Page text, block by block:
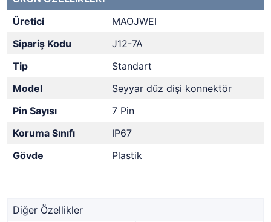
Üretici
MAOJWEI
Sipariş Kodu
J12-7A
Tip
Standart
Model
Seyyar düz dişi konnektör
Pin Sayısı
7 Pin
Koruma Sınıfı
IP67
Gövde
Plastik
Diğer Özellikler